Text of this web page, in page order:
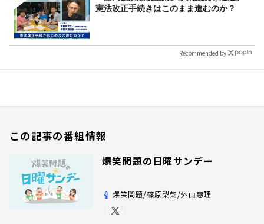
憲法改正手続きはこのまま進むのか？
Recommended by
この記事の番組情報
爆笑問題の日曜サンデー
爆笑問題/篠原梨菜/外山惠理